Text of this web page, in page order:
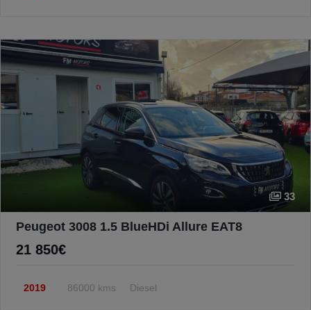
33
Peugeot 3008 1.5 BlueHDi Allure EAT8
21 850€
2019 86000 kms Diesel